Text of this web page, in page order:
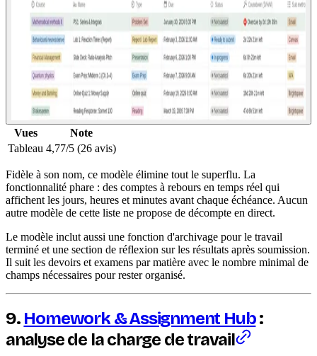
Vues
Note
Tableau 4,77/5 (26 avis)
Fidèle à son nom, ce modèle élimine tout le superflu. La
fonctionnalité phare : des comptes à rebours en temps réel qui
affichent les jours, heures et minutes avant chaque échéance. Aucun
autre modèle de cette liste ne propose de décompte en direct.
Le modèle inclut aussi une fonction d'archivage pour le travail
terminé et une section de réflexion sur les résultats après soumission.
Il suit les devoirs et examens par matière avec le nombre minimal de
champs nécessaires pour rester organisé.
9. Homework & Assignment Hub:
analyse de la charge de travail